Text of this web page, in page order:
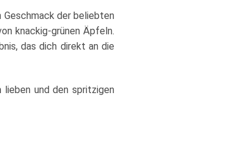
der beliebten
knackig-grünen Äpfeln.
das dich direkt an die
lieben und den spritzigen